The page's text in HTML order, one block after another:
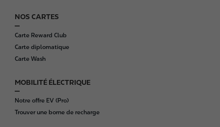
NOS CARTES
Carte Reward Club
Carte diplomatique
Carte Wash
MOBILITÉ ÉLECTRIQUE
Notre offre EV (Pro)
Trouver une borne de recharge